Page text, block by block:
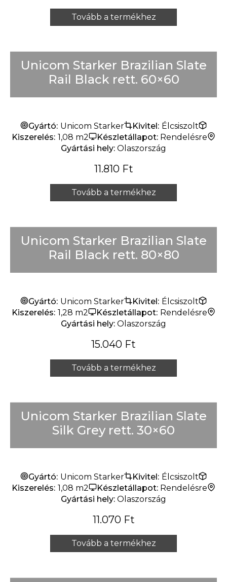
Tovább a termékhez
Unicom Starker Brazilian Slate
Rail Black rett. 60×60
Gyártó: Unicom Starker Kivitel: Élcsiszolt
Kiszerelés: 1,08 m2 Készletállapot: Rendelésre
Gyártási hely: Olaszország
11.810 Ft
Tovább a termékhez
Unicom Starker Brazilian Slate
Rail Black rett. 80×80
Gyártó: Unicom Starker Kivitel: Élcsiszolt
Kiszerelés: 1,28 m2 Készletállapot: Rendelésre
Gyártási hely: Olaszország
15.040 Ft
Tovább a termékhez
Unicom Starker Brazilian Slate
Silk Grey rett. 30×60
Gyártó: Unicom Starker Kivitel: Élcsiszolt
Kiszerelés: 1,08 m2 Készletállapot: Rendelésre
Gyártási hely: Olaszország
11.070 Ft
Tovább a termékhez